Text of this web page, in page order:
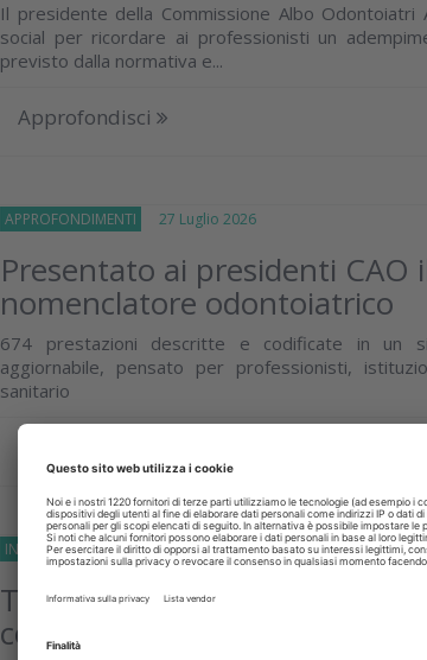
Il presidente della Commissione Albo Odontoiatri
social per ricordare ai professionisti un
previsto dalla normativa e...
Approfondisci
APPROFONDIMENTI 27 Luglio 2026
Presentato ai presidenti CAO
nomenclatore odontoiatrico
674 prestazioni descritte e codificate in un
aggiornabile, pensato per professionisti,
sanitario
INTERVISTE 20 Luglio 2026
Turismo odontoiatrico deve
considerato un problema di